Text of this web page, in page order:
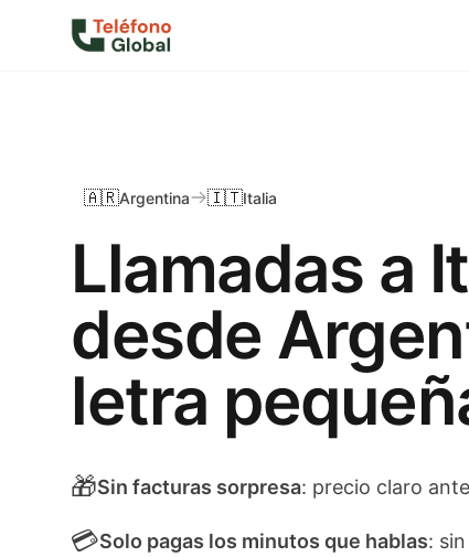
Llamadas a
desde
letra
🇦🇷Argentina 🇮🇹Italia
🎁Sin facturas sorpresa: precio claro
💳Solo pagas los minutos que hablas: